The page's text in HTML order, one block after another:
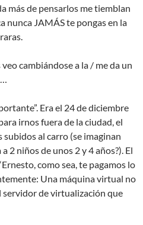
más de pensarlos me tiemblan
nunca JAMÁS te pongas en la
cambiándose a la / me da un
Era el 24 de diciembre
irnos fuera de la ciudad, el
subidos al carro (se imaginan
2 niños de unos 2 y 4 años?). El
como sea, te pagamos lo
Una máquina virtual no
servidor de virtualización que